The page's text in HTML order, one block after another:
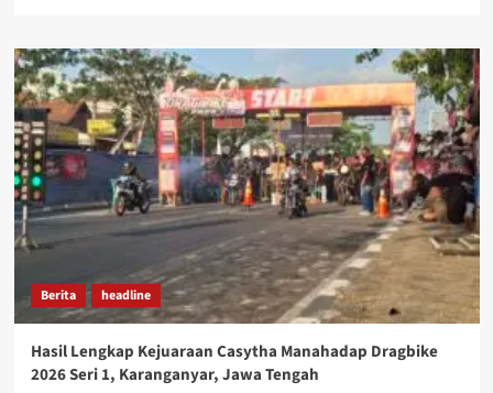
Berita headline
Hasil Lengkap Kejuaraan Casytha Manahadap Dragbike
2026 Seri 1, Karanganyar, Jawa Tengah